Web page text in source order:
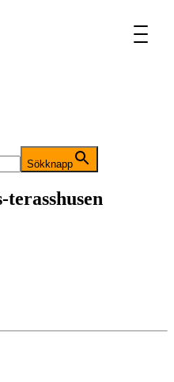
Sökknapp